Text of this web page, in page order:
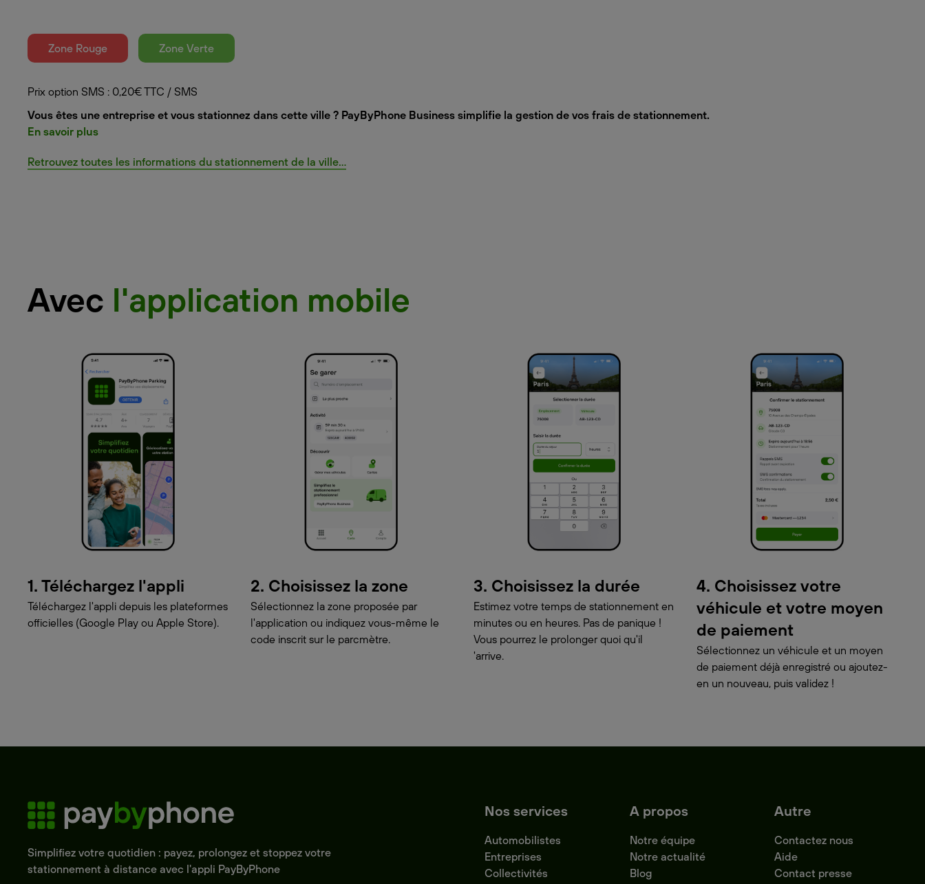
Zone Rouge Zone Verte
Prix option SMS : 0,20€ TTC / SMS
Vous êtes une entreprise et vous stationnez dans cette ville ? PayByPhone Business simplifie la gestion de vos frais de stationnement.
En savoir plus
Retrouvez toutes les informations du stationnement de la ville...
Avec l'application mobile
1. Téléchargez l'appli
Téléchargez l'appli depuis les plateformes
officielles (Google Play ou Apple Store).
2. Choisissez la zone
Sélectionnez la zone proposée par
l'application ou indiquez vous-même le
code inscrit sur le parcmètre.
3. Choisissez la durée
Estimez votre temps de stationnement en
minutes ou en heures. Pas de panique !
Vous pourrez le prolonger quoi qu'il
'arrive.
4. Choisissez votre
véhicule et votre moyen
de paiement
Sélectionnez un véhicule et un moyen
de paiement déjà enregistré ou ajoutez-
en un nouveau, puis validez !
Simplifiez votre quotidien : payez, prolongez et stoppez votre
stationnement à distance avec l'appli PayByPhone
Nos services
Automobilistes
Entreprises
Collectivités
A propos
Notre équipe
Notre actualité
Blog
Autre
Contactez nous
Aide
Contact presse